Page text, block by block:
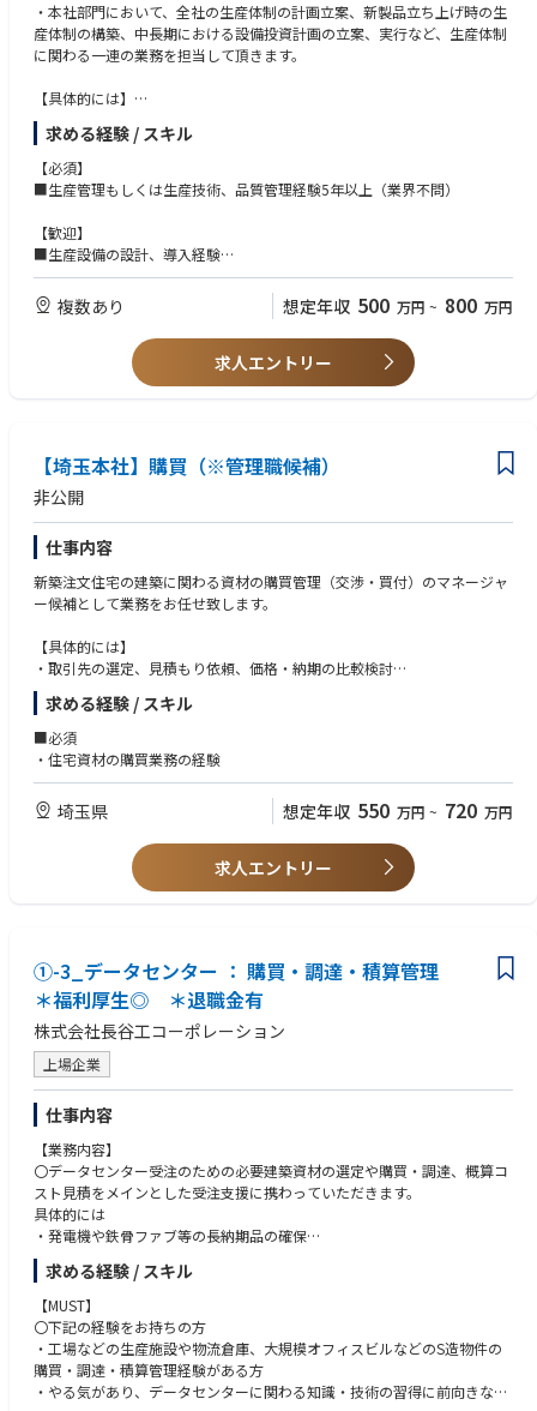
・本社部門において、全社の生産体制の計画立案、新製品立ち上げ時の生
産体制の構築、中長期における設備投資計画の立案、実行など、生産体制
に関わる一連の業務を担当して頂きます。
【具体的には】
・生産体制の計画、立案
・新製品立ち上げ時の生産体制の構築
・中長期の設備投資計画、立案
・新技術、新しい製造方法の調査、導入
求める経験 / スキル
【必須】
■生産管理もしくは生産技術、品質管理経験5年以上（業界不問）
【歓迎】
■生産設備の設計、導入経験
■本社部門等で生産工場を統括する経験
複数あり 想定年収 500 万円 ~ 800 万円
求人エントリー
【埼玉本社】購買（※管理職候補）
非公開
仕事内容
新築注文住宅の建築に関わる資材の購買管理（交渉・買付）のマネージャ
ー候補として業務をお任せ致します。
【具体的には】
・取引先の選定、見積もり依頼、価格・納期の比較検討
・発注、納期管理、入荷・検収・検査
・数値管理･業務管理等のマネジメント
・出荷、支払いなど
求める経験 / スキル
■必須
・住宅資材の購買業務の経験
埼玉県 想定年収 550 万円 ~ 720 万円
求人エントリー
①-3_データセンター ： 購買・調達・積算管理
＊福利厚生◎ ＊退職金有
株式会社長谷工コーポレーション
上場企業
仕事内容
【業務内容】
〇データセンター受注のための必要建築資材の選定や購買・調達、概算コ
スト見積をメインとした受注支援に携わっていただきます。
具体的には
・発電機や鉄骨ファブ等の長納期品の確保
・データセンター建設受注に関する、概算見積作成
※業務内容の変更の範囲は、会社内でのすべての業務となります。
【会社、仕事の特徴・魅力】
・長谷工がマンションで培った技術力・品質管理力を活かし、成長市場
「データセンター建築」へ挑戦する戦略的ポジション
・データセンター特有の知識・経験は不問。一般物件の購買・調達・積算
求める経験 / スキル
【MUST】
〇下記の経験をお持ちの方
・工場などの生産施設や物流倉庫、大規模オフィスビルなどのS造物件の
購買・調達・積算管理経験がある方
・やる気があり、データセンターに関わる知識・技術の習得に前向きな人